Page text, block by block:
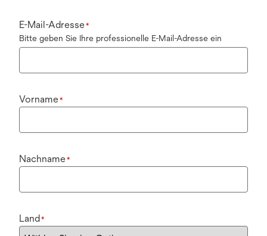
E-Mail-Adresse*
Bitte geben Sie Ihre professionelle E-Mail-Adresse ein
Vorname*
Nachname*
Land*